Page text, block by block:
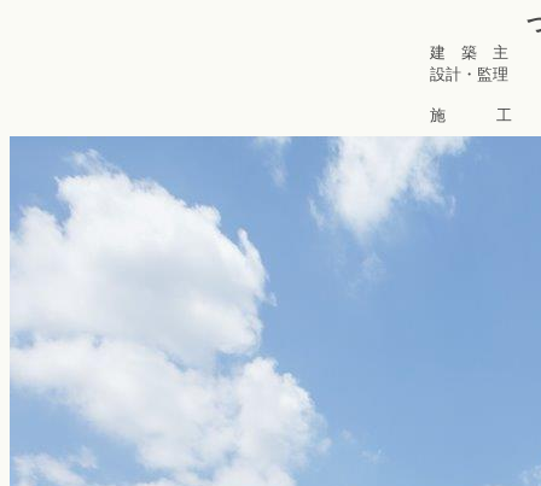
建 築 主
設計・監理
施 工 Ｂ